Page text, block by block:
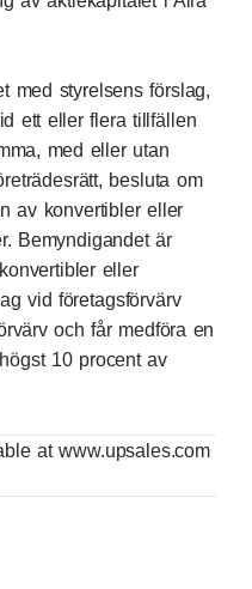
med styrelsens förslag,
ett eller flera tillfällen
med eller utan
besluta om
av konvertibler eller
Bemyndigandet är
eller
vid företagsförvärv
och får medföra en
10 procent av
atwww.upsales.com